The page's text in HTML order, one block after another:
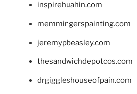
inspirehuahin.com
memmingerspainting.com
jeremypbeasley.com
thesandwichdepotcos.com
drgiggleshouseofpain.com